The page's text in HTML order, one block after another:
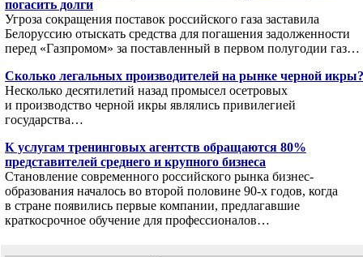
погасить долги
Угроза сокращения поставок российского газа заставила
Белоруссию отыскать средства для погашения задолженности
перед «Газпромом» за поставленный в первом полугодии газ…
Сколько легальных производителей на рынке черной икры?
Несколько десятилетий назад промысел осетровых
и производство черной икры являлись привилегией
государства…
К услугам тренинговых агентств обращаются 80%
представителей среднего и крупного бизнеса
Становление современного российского рынка бизнес-
образования началось во второй половине 90-х годов, когда
в стране появились первые компании, предлагавшие
краткосрочное обучение для профессионалов…